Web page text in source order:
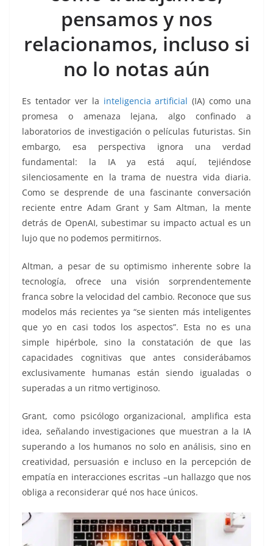
k
p er
pensamos y nos
relacionamos, incluso si
no lo notas aún
Es tentador ver la inteligencia artificial (IA) como una
promesa o amenaza lejana, algo confinado a
laboratorios de investigación o películas futuristas. Sin
embargo, esa perspectiva ignora una verdad
fundamental: la IA ya está aquí, tejiéndose
silenciosamente en la trama de nuestra vida diaria.
Como se desprende de una fascinante conversación
reciente entre Adam Grant y Sam Altman, la mente
detrás de OpenAI, subestimar su impacto actual es un
lujo que no podemos permitirnos.
Altman, a pesar de su optimismo inherente sobre la
tecnología, ofrece una visión sorprendentemente
franca sobre la velocidad del cambio. Reconoce que sus
modelos más recientes ya “se sienten más inteligentes
que yo en casi todos los aspectos”. Esta no es una
simple hipérbole, sino la constatación de que las
capacidades cognitivas que antes considerábamos
exclusivamente humanas están siendo igualadas o
superadas a un ritmo vertiginoso.
Grant, como psicólogo organizacional, amplifica esta
idea, señalando investigaciones que muestran a la IA
superando a los humanos no solo en análisis, sino en
creatividad, persuasión e incluso en la percepción de
empatía en interacciones escritas –un hallazgo que nos
obliga a reconsiderar qué nos hace únicos.